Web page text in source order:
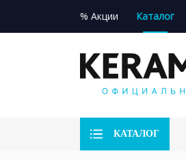
% Акции Каталог
КАТАЛОГ